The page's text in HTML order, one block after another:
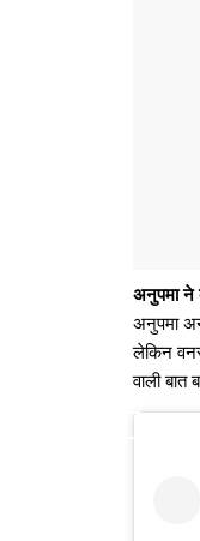
अनुपमा ने
अनुपमा
लेकिन
वाली